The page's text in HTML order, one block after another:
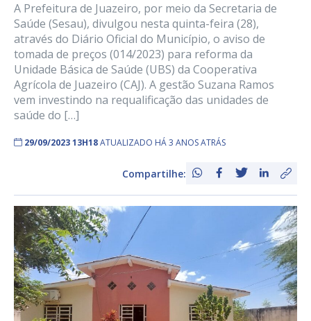
A Prefeitura de Juazeiro, por meio da Secretaria de
Saúde (Sesau), divulgou nesta quinta-feira (28),
através do Diário Oficial do Município, o aviso de
tomada de preços (014/2023) para reforma da
Unidade Básica de Saúde (UBS) da Cooperativa
Agrícola de Juazeiro (CAJ). A gestão Suzana Ramos
vem investindo na requalificação das unidades de
saúde do […]
29/09/2023 13H18ATUALIZADO HÁ 3 ANOS ATRÁS
Compartilhe: